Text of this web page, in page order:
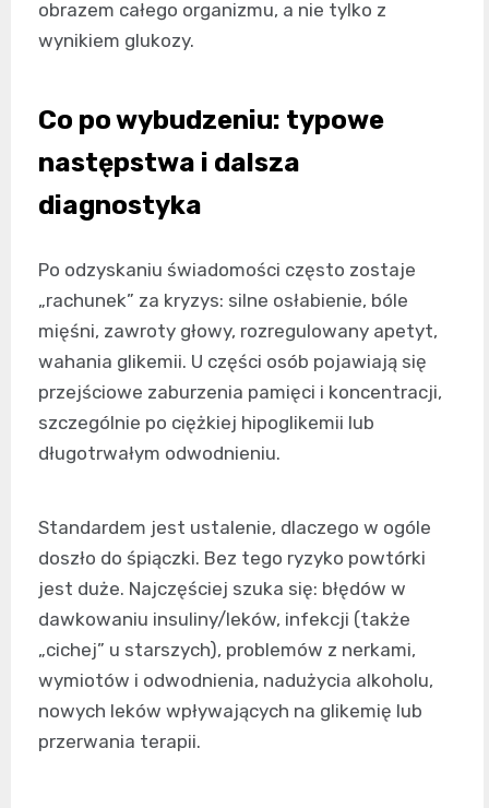
obrazem całego organizmu, a nie tylko z
wynikiem glukozy.
Co po wybudzeniu: typowe
następstwa i dalsza
diagnostyka
Po odzyskaniu świadomości często zostaje
„rachunek” za kryzys: silne osłabienie, bóle
mięśni, zawroty głowy, rozregulowany apetyt,
wahania glikemii. U części osób pojawiają się
przejściowe zaburzenia pamięci i koncentracji,
szczególnie po ciężkiej hipoglikemii lub
długotrwałym odwodnieniu.
Standardem jest ustalenie, dlaczego w ogóle
doszło do śpiączki. Bez tego ryzyko powtórki
jest duże. Najczęściej szuka się: błędów w
dawkowaniu insuliny/leków, infekcji (także
„cichej” u starszych), problemów z nerkami,
wymiotów i odwodnienia, nadużycia alkoholu,
nowych leków wpływających na glikemię lub
przerwania terapii.